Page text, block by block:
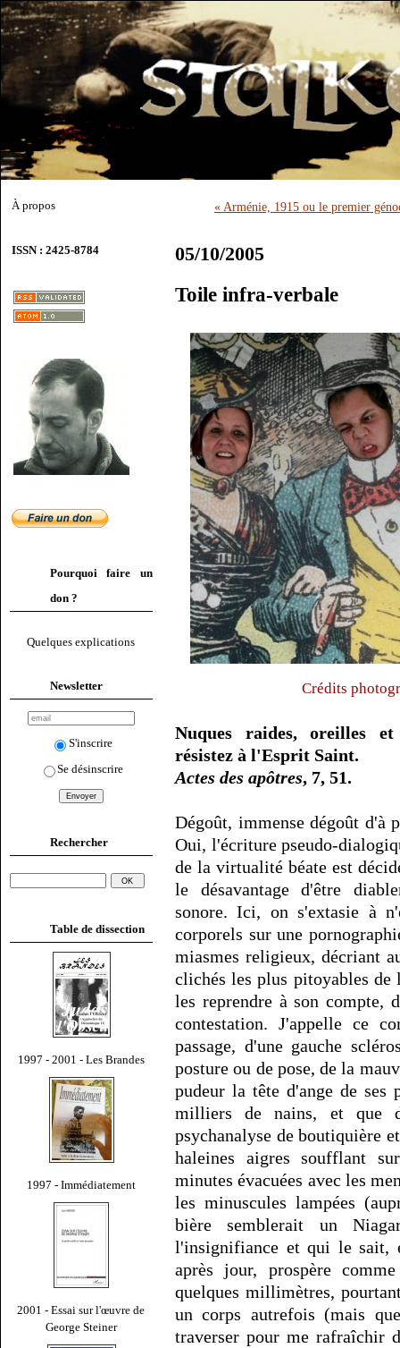
À propos
ISSN : 2425-8784
Pourquoi faire un
don ?
Quelques explications
Newsletter
S'inscrire
Se désinscrire
Rechercher
Table de dissection
1997 - 2001 - Les Brandes
1997 - Immédiatement
2001 - Essai sur l'œuvre de
George Steiner
« Arménie, 1915 ou le premier
05/10/2005
Toile infra-verbale
Crédits
Nuques raides, oreilles
résistez à l'Esprit Saint.
Actes des apôtres, 7, 51.
Dégoût, immense dégoût d'à
Oui, l'écriture pseudo-
de la virtualité béate est
le désavantage d'être
sonore. Ici, on s'extasie à
corporels sur une
miasmes religieux, décriant
clichés les plus pitoyables
les reprendre à son compte,
contestation. J'appelle ce
passage, d'une gauche
posture ou de pose, de la
pudeur la tête d'ange de ses
milliers de nains, et que
psychanalyse de boutiquière
haleines aigres soufflant
minutes évacuées avec les
les minuscules lampées
bière semblerait un
l'insignifiance et qui le sait,
après jour, prospère
quelques millimètres,
un corps autrefois (mais
traverser pour me rafraîchir